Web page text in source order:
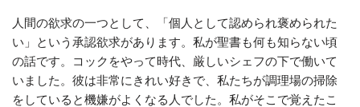
人間の欲求の一つとして、「個人として認められ褒められた
い」という承認欲求があります。私が聖書も何も知らない頃
の話です。コックをやって時代、厳しいシェフの下で働いて
いました。彼は非常にきれい好きで、私たちが調理場の掃除
をしていると機嫌がよくなる人でした。私がそこで覚えたこ